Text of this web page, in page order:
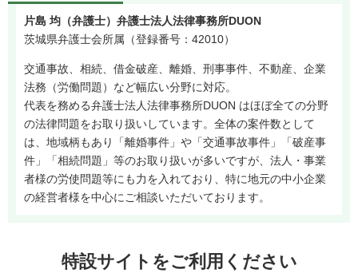
片島 均（弁護士）弁護士法人法律事務所DUON
茨城県弁護士会所属（登録番号：42010）
交通事故、相続、借金破産、離婚、刑事事件、不動産、企業
法務（労働問題）など幅広い分野に対応。
代表を務める弁護士法人法律事務所DUON はほぼ全ての分野
の法律問題をお取り扱いしています。全体の案件数として
は、地域柄もあり「離婚事件」や「交通事故事件」「破産事
件」「相続問題」等のお取り扱いが多いですが、法人・事業
者様の労使問題等にも力を入れており、特に地元の中小企業
の経営者様を中心にご相談いただいております。
特設サイトをご利用ください